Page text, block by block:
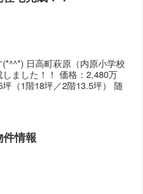
日高町萩原（内原小学校
ました！！ 価格：2,480万
（1階18坪／2階13.5坪） 随
件情報